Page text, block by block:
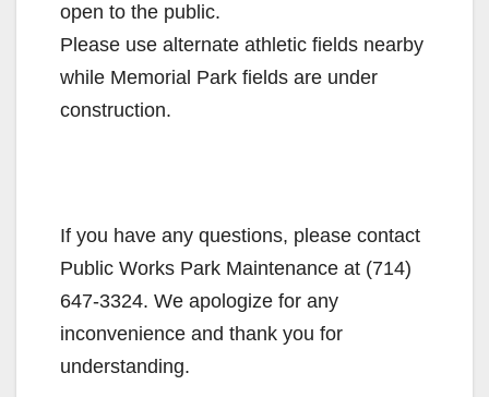
open to the public.
Please use alternate athletic fields nearby
while Memorial Park fields are under
construction.
If you have any questions, please contact
Public Works Park Maintenance at (714)
647-3324. We apologize for any
inconvenience and thank you for
understanding.